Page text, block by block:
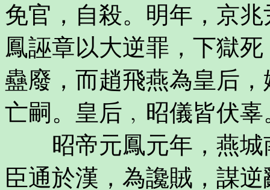
免官，自殺。明年，京
鳳誣章以大逆罪，下獄
蠱廢，而趙飛燕為皇后
亡嗣。皇后﹐昭儀皆伏
昭帝元鳳元年，燕城
臣通於漢，為讒賊，謀